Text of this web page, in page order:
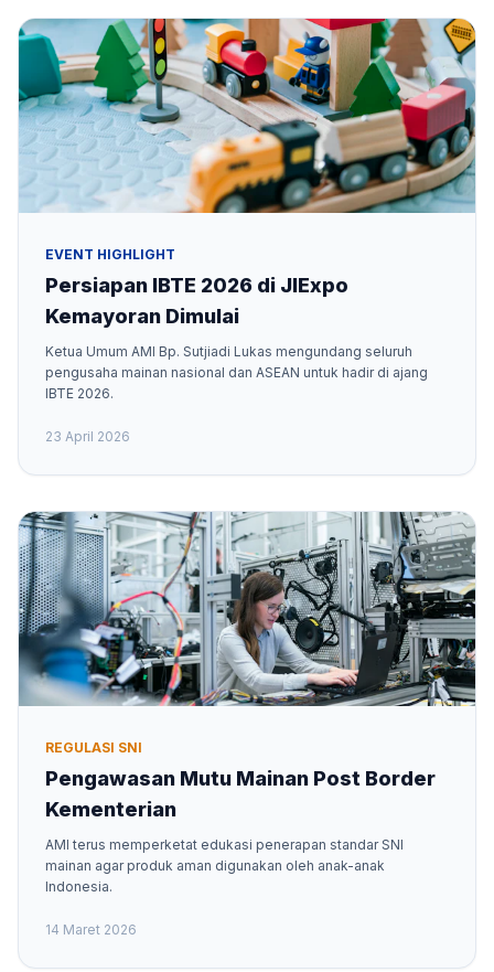
EVENT HIGHLIGHT
Persiapan IBTE 2026 di JIExpo
Kemayoran Dimulai
Ketua Umum AMI Bp. Sutjiadi Lukas mengundang seluruh
pengusaha mainan nasional dan ASEAN untuk hadir di ajang
IBTE 2026.
23 April 2026
REGULASI SNI
Pengawasan Mutu Mainan Post Border
Kementerian
AMI terus memperketat edukasi penerapan standar SNI
mainan agar produk aman digunakan oleh anak-anak
Indonesia.
14 Maret 2026